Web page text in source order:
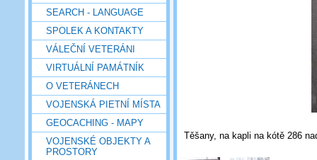
SEARCH - LANGUAGE
SPOLEK A KONTAKTY
VÁLEČNÍ VETERÁNI
VIRTUÁLNÍ PAMÁTNÍK
O VETERÁNECH
VOJENSKÁ PIETNÍ MÍSTA
GEOCACHING - MAPY
VOJENSKÉ OBJEKTY A
PROSTORY
Těšany, na kapli na kótě 286